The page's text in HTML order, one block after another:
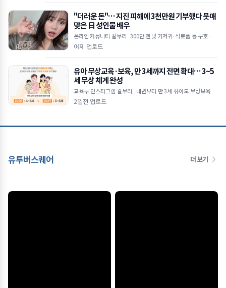
"더러운 돈"… 지진 피해에 3천만원 기부했다 뭇매
맞은 日 성인물 배우
온라인 커뮤니티 갈무리 300만 엔 및 기저귀·식료품 등 구호물품
전달 직업 비하하며 악플 쏟아낸 일부 누리꾼 논란 "지원 동참 유도
어제 업로드
유아 무상교육·보육, 만 3세까지 전면 확대… 3~5
세 무상 체계 완성
교육부 인스타그램 갈무리 내년부터 만 3세 유아도 무상보육·교
육 지원 대상 포함 공공보육 이용률 2030년까지 55% 목표로 상향
2일전 업로드
유투버스퀘어 더 보기